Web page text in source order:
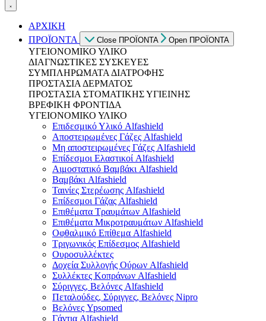
ΑΡΧΙΚΗ
ΠΡΟΪΟΝΤΑ
Close ΠΡΟΪΟΝΤΑ Open ΠΡΟΪΟΝΤΑ
ΥΓΕΙΟΝΟΜΙΚΟ ΥΛΙΚΟ
ΔΙΑΓΝΩΣΤΙΚΕΣ ΣΥΣΚΕΥΕΣ
ΣΥΜΠΛΗΡΩΜΑΤΑ ΔΙΑΤΡΟΦΗΣ
ΠΡΟΣΤΑΣΙΑ ΔΕΡΜΑΤΟΣ
ΠΡΟΣΤΑΣΙΑ ΣΤΟΜΑΤΙΚΗΣ ΥΓΙΕΙΝΗΣ
ΒΡΕΦΙΚΗ ΦΡΟΝΤΙΔΑ
ΥΓΕΙΟΝΟΜΙΚΟ ΥΛΙΚΟ
Επιδεσμικό Υλικό Alfashield
Αποστειρωμένες Γάζες Alfashield
Μη αποστειρωμένες Γάζες Alfashield
Επίδεσμοι Ελαστικοί Alfashield
Αιμοστατικό Βαμβάκι Alfashield
Βαμβάκι Alfashield
Ταινίες Στερέωσης Alfashield
Επίδεσμοι Γάζας Alfashield
Επιθέματα Τραυμάτων Alfashield
Επιθέματα Μικροτραυμάτων Alfashield
Οφθαλμικό Eπίθεμα Alfashield
Τριγωνικός Επίδεσμος Alfashield
Ουροσυλλέκτες
Δοχεία Συλλογής Ούρων Alfashield
Συλλέκτες Κοπράνων Alfashield
Σύριγγες, Βελόνες Alfashield
Πεταλούδες, Σύριγγες, Βελόνες Nipro
Βελόνες Ypsomed
Γάντια Alfashield